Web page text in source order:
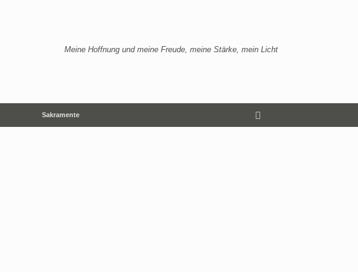
Meine Hoffnung und meine Freude, meine Stärke, mein Licht
Sakramente